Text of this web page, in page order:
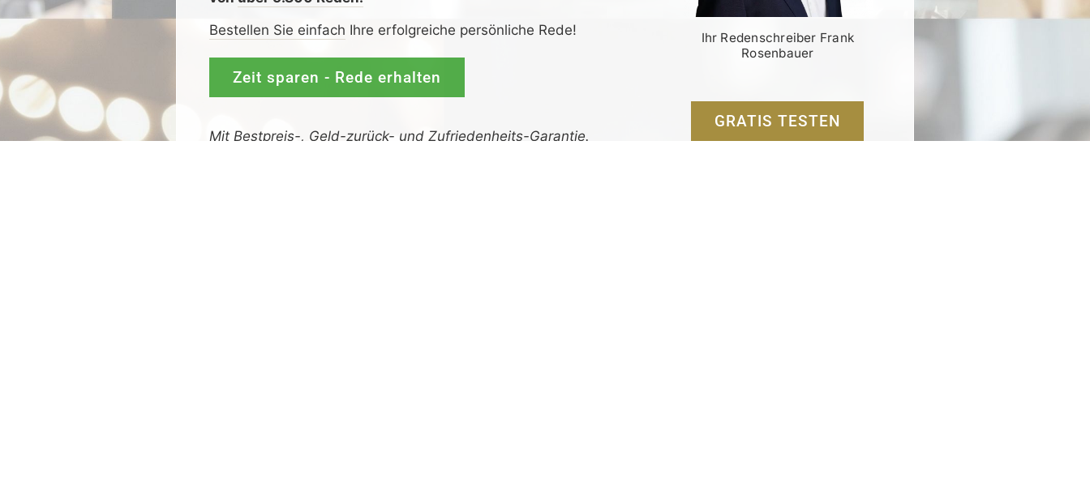
Bestellen Sie einfach Ihre erfolgreiche persönliche Rede!
Zeit sparen - Rede erhalten
MitBestpreis-, Geld-zurück- undZufrieden­­heits-Garantie.
Ihr Redenschreiber Frank
Rosenbauer
GRATIS TESTEN